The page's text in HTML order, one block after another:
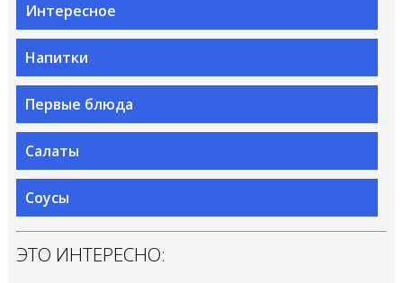
Интересное
Напитки
Первые блюда
Салаты
Соусы
ЭТО ИНТЕРЕСНО: